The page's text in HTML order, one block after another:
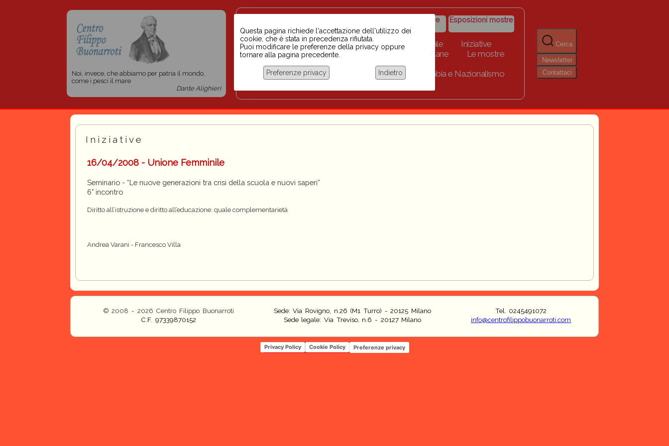
Noi, invece, che abbiamo per patria il mondo,
come i pesci il mare
Dante Alighieri
razzismo
iniziative
Storico iniziative Esposizioni mostre
Home Scuola BINARI Biblioteca digitale
Iniziative
Progetti per le scuole 2023-2024
Link Collane
Le mostre
Chi siamo
Coordinamento Docenti contro Razzismo, Xenofobia e Nazionalismo
Cerca
Newsletter
Contattaci
Questa pagina richiede l'accettazione dell'utilizzo dei
cookie, che è stata in precedenza rifiutata.
Puoi modificare le preferenze della privacy oppure
tornare alla pagina precedente.
Preferenze privacy Indietro
Iniziative
16/04/2008 - Unione Femminile
Seminario - “Le nuove generazioni tra crisi della scuola e nuovi saperi”
6° incontro
Diritto all’istruzione e diritto all’educazione: quale complementarietà
Andrea Varani - Francesco Villa
© 2008 - 2026 Centro Filippo Buonarroti
C.F. 97339870152
Sede: Via Rovigno, n.26 (M1 Turro) - 20125 Milano
Sede legale: Via Treviso, n.6 - 20127 Milano
Tel. 0245491072
info@centrofilippobuonarroti.com
Privacy Policy Cookie Policy Preferenze privacy